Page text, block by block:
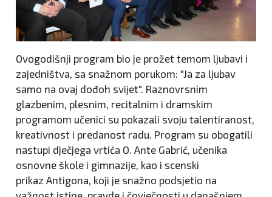
Ovogodišnji program bio je prožet temom ljubavi i
zajedništva, sa snažnom porukom: "Ja za ljubav
samo na ovaj dođoh svijet". Raznovrsnim
glazbenim, plesnim, recitalnim i dramskim
programom učenici su pokazali svoju talentiranost,
kreativnost i predanost radu. Program su obogatili
nastupi dječjega vrtića O. Ante Gabrić, učenika
osnovne škole i gimnazije, kao i scenski
prikaz Antigona, koji je snažno podsjetio na